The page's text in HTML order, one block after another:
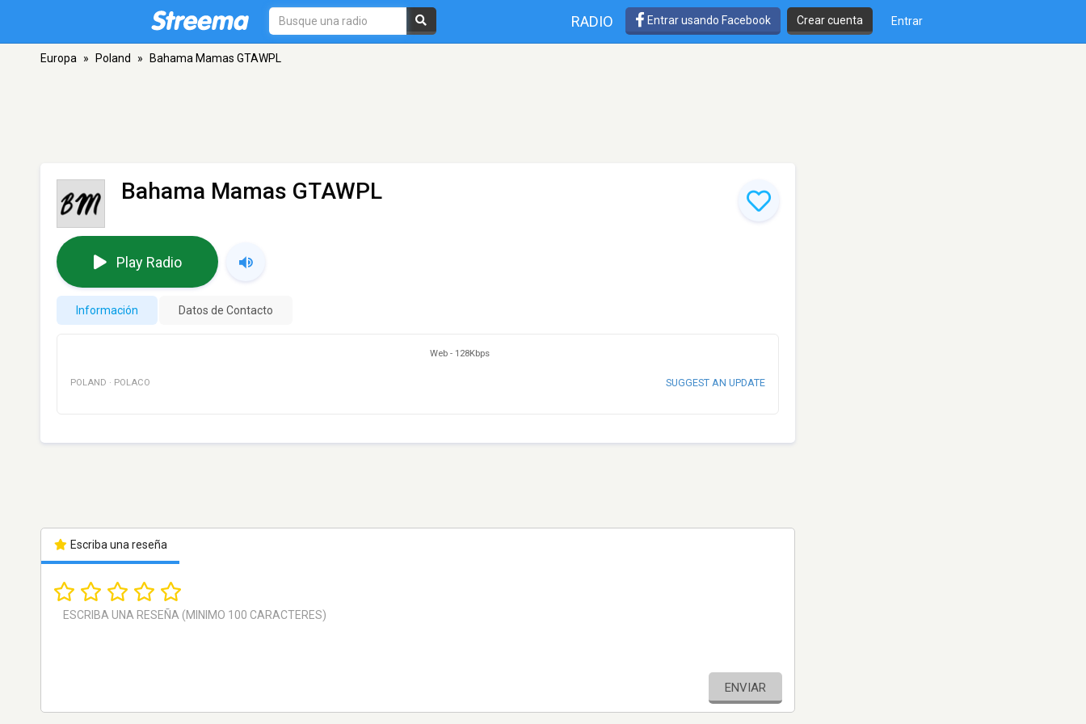
RADIO Entrar usando Facebook Crear cuenta Entrar
Europa » Poland » Bahama Mamas GTAWPL
Bahama Mamas GTAWPL
Play Radio
Información Datos de Contacto
Web - 128Kbps
POLAND · POLACO SUGGEST AN UPDATE
Escriba una reseña
ENVIAR